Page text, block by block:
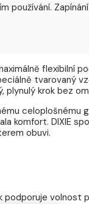
používání.
flexibilní
tvarovaný
plynulý krok bez
komfort. DIXIE
obuvi.
podporuje volnost